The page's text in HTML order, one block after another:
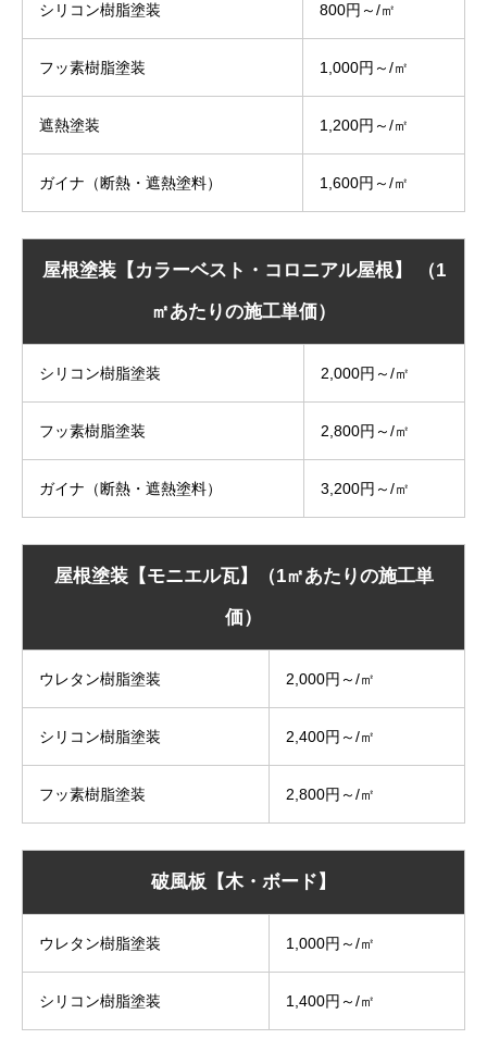
シリコン樹脂塗装 800円～/㎡
フッ素樹脂塗装 1,000円～/㎡
遮熱塗装 1,200円～/㎡
ガイナ（断熱・遮熱塗料） 1,600円～/㎡
屋根塗装【カラーベスト・コロニアル屋根】 （1
㎡あたりの施工単価）
シリコン樹脂塗装 2,000円～/㎡
フッ素樹脂塗装 2,800円～/㎡
ガイナ（断熱・遮熱塗料） 3,200円～/㎡
屋根塗装【モニエル瓦】（1㎡あたりの施工単
価）
ウレタン樹脂塗装 2,000円～/㎡
シリコン樹脂塗装 2,400円～/㎡
フッ素樹脂塗装 2,800円～/㎡
破風板【木・ボード】
ウレタン樹脂塗装 1,000円～/㎡
シリコン樹脂塗装 1,400円～/㎡